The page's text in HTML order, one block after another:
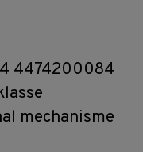
4474200084
mechanisme